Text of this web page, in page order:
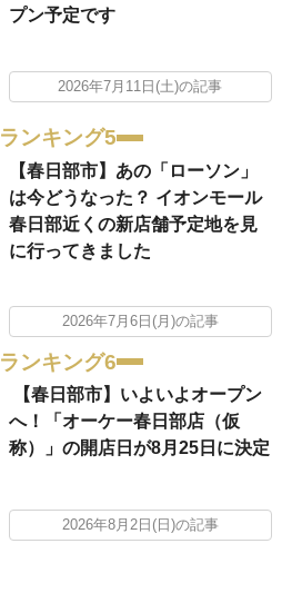
プン予定です
2026年7月11日(土)の記事
ランキング5
【春日部市】あの「ローソン」
は今どうなった？ イオンモール
春日部近くの新店舗予定地を見
に行ってきました
2026年7月6日(月)の記事
ランキング6
【春日部市】いよいよオープン
へ！「オーケー春日部店（仮
称）」の開店日が8月25日に決定
2026年8月2日(日)の記事